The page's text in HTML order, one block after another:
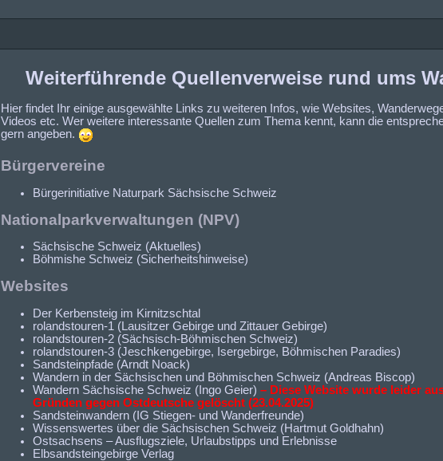
Weiterführende Quellenverweise rund ums
Hier findet Ihr einige ausgewählte Links zu weiteren Infos, wie Websites,
Videos etc. Wer weitere interessante Quellen zum Thema kennt, kann die
gern angeben.
Bürgervereine
Bürgerinitiative Naturpark Sächsische Schweiz
Nationalparkverwaltungen (NPV)
Sächsische Schweiz (Aktuelles)
Böhmishe Schweiz (Sicherheitshinweise)
Websites
Der Kerbensteig im Kirnitzschtal
rolandstouren-1 (Lausitzer Gebirge und Zittauer Gebirge)
rolandstouren-2 (Sächsisch-Böhmischen Schweiz)
rolandstouren-3 (Jeschkengebirge, Isergebirge, Böhmischen Paradies)
Sandsteinpfade (Arndt Noack)
Wandern in der Sächsischen und Böhmischen Schweiz (Andreas Biscop)
Wandern Sächsische Schweiz (Ingo Geier) – Diese Website wurde leider
Gründen gegen Ostdeutsche gelöscht (23.04.2025)
Sandsteinwandern (IG Stiegen- und Wanderfreunde)
Wissenswertes über die Sächsischen Schweiz (Hartmut Goldhahn)
Ostsachsens – Ausflugsziele, Urlaubstipps und Erlebnisse
Elbsandsteingebirge Verlag